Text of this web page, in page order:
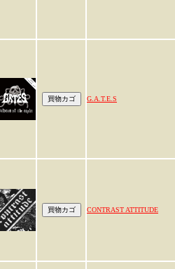
G.A.T.E.S
CONTRAST ATTITUDE